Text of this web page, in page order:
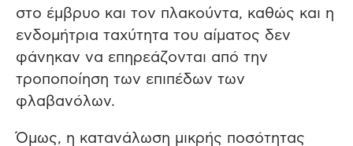
στο έμβρυο και τον πλακούντα, καθώς και η
ενδομήτρια ταχύτητα του αίματος δεν
φάνηκαν να επηρεάζονται από την
τροποποίηση των επιπέδων των
φλαβανόλων.
Όμως, η κατανάλωση μικρής ποσότητας